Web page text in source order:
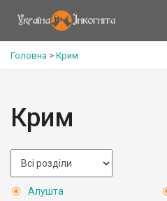
Головна > Крим
Крим
Алушта